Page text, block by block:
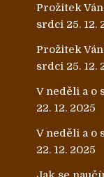
Prožitek
srdci 25. 12.
Prožitek
srdci 25. 12.
V neděli a o
22. 12. 2025
V neděli a o
22. 12. 2025